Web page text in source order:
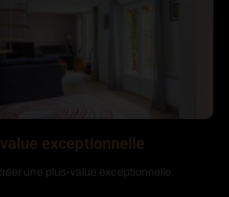
exceptionnelle
une plus-value exceptionnelle.